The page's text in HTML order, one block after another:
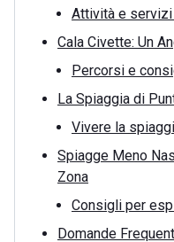
Attività e
Cala Civette: Un
Percorsi e
La Spiaggia di
Vivere la
Spiagge Meno
Zona
Consigli per
Domande